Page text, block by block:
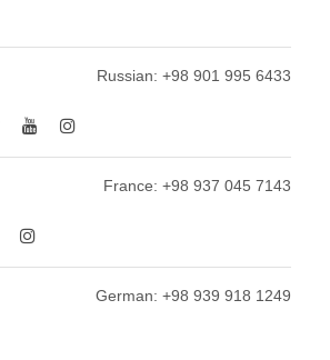
Russian: +98 901 995 6433
France: +98 937 045 7143
German: +98 939 918 1249